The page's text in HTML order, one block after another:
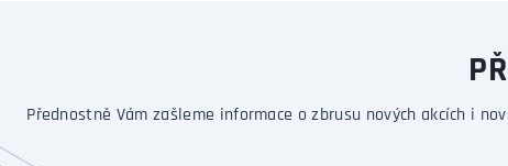
Přednostně Vám zašleme informace o zbrusu nových akcích i